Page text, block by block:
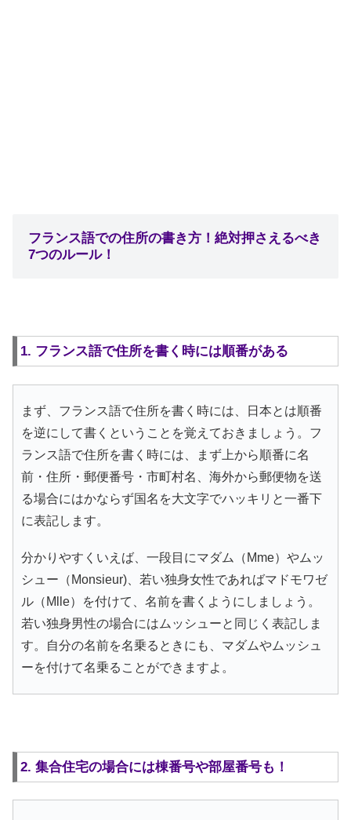
フランス語での住所の書き方！絶対押さえるべき
7つのルール！
1. フランス語で住所を書く時には順番がある
まず、フランス語で住所を書く時には、日本とは順番
を逆にして書くということを覚えておきましょう。フ
ランス語で住所を書く時には、まず上から順番に名
前・住所・郵便番号・市町村名、海外から郵便物を送
る場合にはかならず国名を大文字でハッキリと一番下
に表記します。
分かりやすくいえば、一段目にマダム（Mme）やムッ
シュー（Monsieur)、若い独身女性であればマドモワゼ
ル（Mlle）を付けて、名前を書くようにしましょう。
若い独身男性の場合にはムッシューと同じく表記しま
す。自分の名前を名乗るときにも、マダムやムッシュ
ーを付けて名乗ることができますよ。
2. 集合住宅の場合には棟番号や部屋番号も！